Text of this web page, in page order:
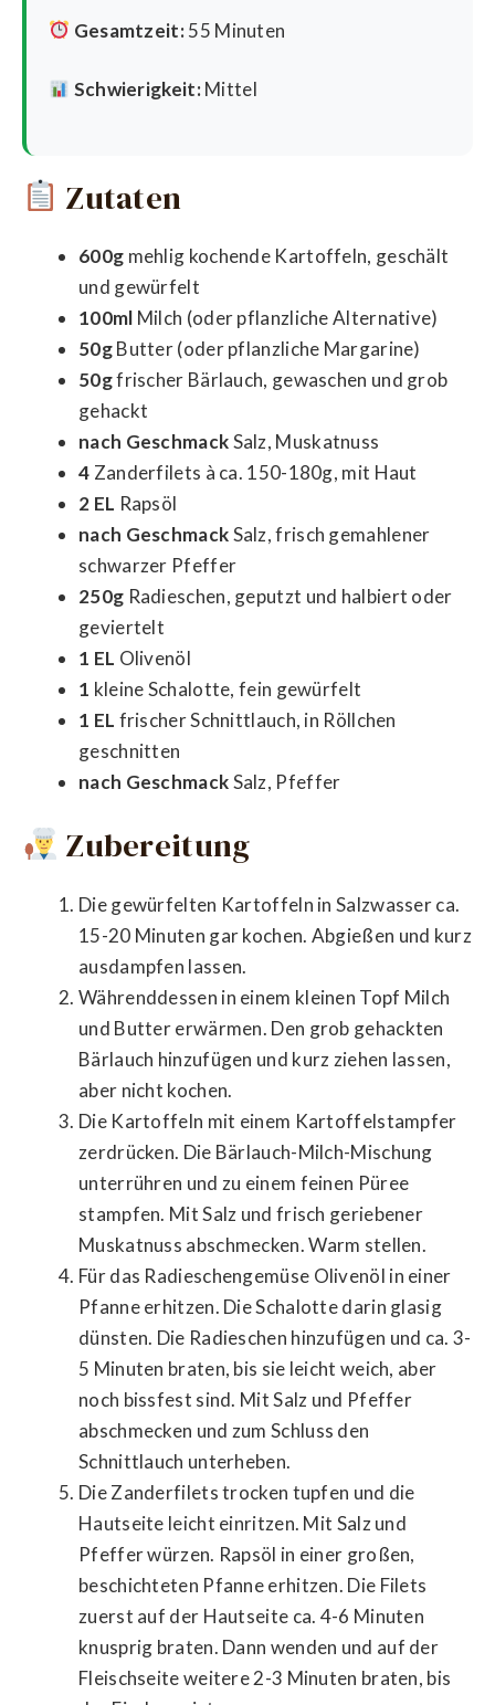
Gesamtzeit:55 Minuten
Schwierigkeit:Mittel
Zutaten
600g mehlig kochende Kartoffeln, geschält
und gewürfelt
100ml Milch (oder pflanzliche Alternative)
50gButter (oder pflanzliche Margarine)
50gfrischer Bärlauch, gewaschen und grob
gehackt
nach GeschmackSalz, Muskatnuss
4 Zanderfilets à ca. 150-180g, mit Haut
2 EL Rapsöl
nach GeschmackSalz, frisch gemahlener
schwarzer Pfeffer
250g Radieschen, geputzt und halbiert oder
geviertelt
1 EL Olivenöl
1 kleine Schalotte, fein gewürfelt
1 EL frischer Schnittlauch, in Röllchen
geschnitten
nach GeschmackSalz, Pfeffer
Zubereitung
Die gewürfelten Kartoffeln in Salzwasser ca.
15-20 Minuten gar kochen. Abgießen und kurz
ausdampfen lassen.
Währenddessen in einem kleinen Topf Milch
und Butter erwärmen. Den grob gehackten
Bärlauch hinzufügen und kurz ziehen lassen,
aber nicht kochen.
Die Kartoffeln mit einem Kartoffelstampfer
zerdrücken. Die Bärlauch-Milch-Mischung
unterrühren und zu einem feinen Püree
stampfen. Mit Salz und frisch geriebener
Muskatnuss abschmecken. Warm stellen.
Für das Radieschengemüse Olivenöl in einer
Pfanne erhitzen. Die Schalotte darin glasig
dünsten. Die Radieschen hinzufügen und ca. 3-
5 Minuten braten, bis sie leicht weich, aber
noch bissfest sind. Mit Salz und Pfeffer
abschmecken und zum Schluss den
Schnittlauch unterheben.
Die Zanderfilets trocken tupfen und die
Hautseite leicht einritzen. Mit Salz und
Pfeffer würzen. Rapsöl in einer großen,
beschichteten Pfanne erhitzen. Die Filets
zuerst auf der Hautseite ca. 4-6 Minuten
knusprig braten. Dann wenden und auf der
Fleischseite weitere 2-3 Minuten braten, bis